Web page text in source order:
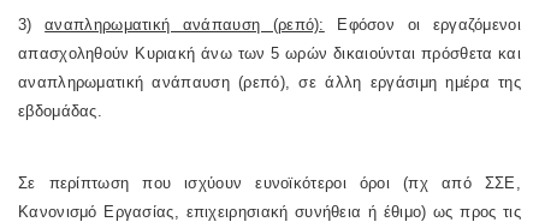
3) αναπληρωματική ανάπαυση (ρεπό):
Εφόσον οι εργαζόμενοι
απασχοληθούν Κυριακή άνω των 5 ωρών δικαιούνται πρόσθετα και
αναπληρωματική ανάπαυση (ρεπό), σε άλλη εργάσιμη ημέρα της
εβδομάδας.
Σε περίπτωση που ισχύουν ευνοϊκότεροι όροι (πχ από ΣΣΕ,
Κανονισμό Εργασίας, επιχειρησιακή συνήθεια ή έθιμο) ως προς τις